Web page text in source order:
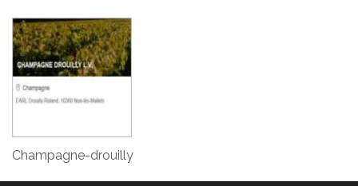
Champagne-drouilly